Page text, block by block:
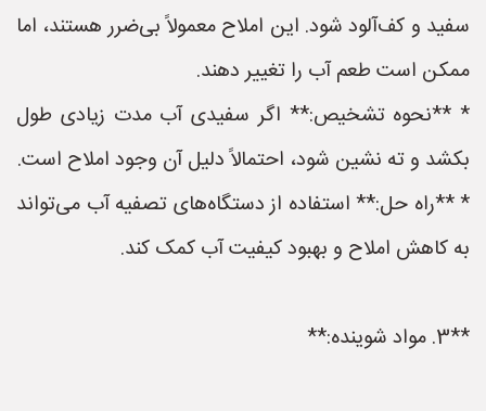
سفید و کف‌آلود شود. این املاح معمولاً بی‌ضرر هستند، اما
ممکن است طعم آب را تغییر دهند.
* **نحوه تشخیص:** اگر سفیدی آب مدت زیادی طول
بکشد و ته نشین شود، احتمالاً دلیل آن وجود املاح است.
* **راه حل:** استفاده از دستگاه‌های تصفیه آب می‌تواند
به کاهش املاح و بهبود کیفیت آب کمک کند.
**3. مواد شوینده:**